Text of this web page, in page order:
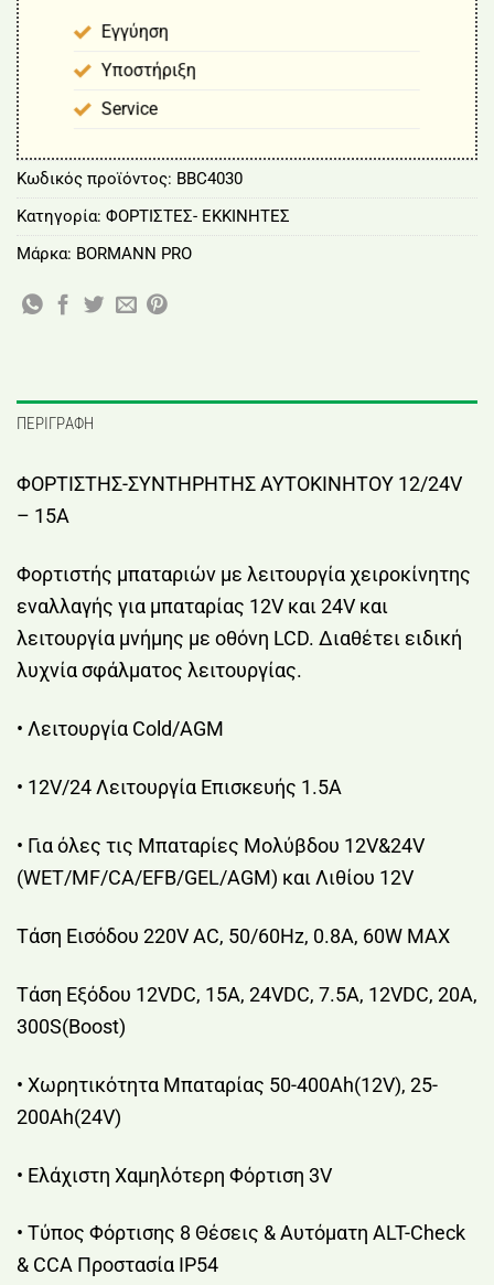
Εγγύηση
Υποστήριξη
Service
Κωδικός προϊόντος: BBC4030
Κατηγορία: ΦΟΡΤΙΣΤΕΣ- ΕΚΚΙΝΗΤΕΣ
Μάρκα: BORMANN PRO
ΠΕΡΙΓΡΑΦΉ
ΦΟΡΤΙΣΤΗΣ-ΣΥΝΤΗΡΗΤΗΣ AYTOKINHTOY 12/24V
– 15A
Φορτιστής μπαταριών με λειτουργία χειροκίνητης
εναλλαγής για μπαταρίας 12V και 24V και
λειτουργία μνήμης με οθόνη LCD. Διαθέτει ειδική
λυχνία σφάλματος λειτουργίας.
• Λειτουργία Cold/AGM
• 12V/24 Λειτουργία Επισκευής 1.5A
• Για όλες τις Μπαταρίες Μολύβδου 12V&24V
(WET/MF/CA/EFB/GEL/AGM) και Λιθίου 12V
Τάση Εισόδου 220V AC, 50/60Hz, 0.8A, 60W MAX
Τάση Εξόδου 12VDC, 15A, 24VDC, 7.5A, 12VDC, 20A,
300S(Boost)
• Χωρητικότητα Μπαταρίας 50-400Ah(12V), 25-
200Ah(24V)
• Ελάχιστη Xαμηλότερη Φόρτιση 3V
• Τύπος Φόρτισης 8 Θέσεις & Αυτόματη ALT-Check
& CCA Προστασία IP54